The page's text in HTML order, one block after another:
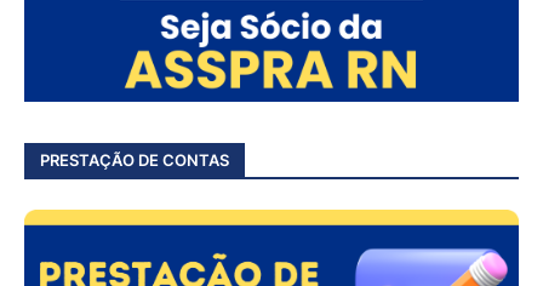
PRESTAÇÃO DE CONTAS